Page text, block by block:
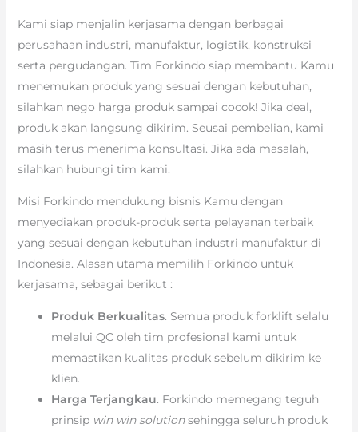
Kami siap menjalin kerjasama dengan berbagai
perusahaan industri, manufaktur, logistik, konstruksi
serta pergudangan. Tim Forkindo siap membantu Kamu
menemukan produk yang sesuai dengan kebutuhan,
silahkan nego harga produk sampai cocok! Jika deal,
produk akan langsung dikirim. Seusai pembelian, kami
masih terus menerima konsultasi. Jika ada masalah,
silahkan hubungi tim kami.
Misi Forkindo mendukung bisnis Kamu dengan
menyediakan produk-produk serta pelayanan terbaik
yang sesuai dengan kebutuhan industri manufaktur di
Indonesia. Alasan utama memilih Forkindo untuk
kerjasama, sebagai berikut :
Produk Berkualitas. Semua produk forklift selalu
melalui QC oleh tim profesional kami untuk
memastikan kualitas produk sebelum dikirim ke
klien.
Harga Terjangkau. Forkindo memegang teguh
prinsip win win solutionsehingga seluruh produk